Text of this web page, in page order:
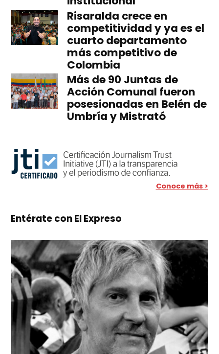
Risaralda crece en
competitividad y ya es el
cuarto departamento
más competitivo de
Colombia
Más de 90 Juntas de
Acción Comunal fueron
posesionadas en Belén de
Umbría y Mistrató
Conoce más >
Entérate con El Expreso